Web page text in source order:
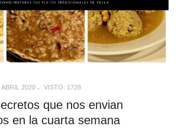
2020 VISTO: 1728
que nos envian
en la cuarta semana